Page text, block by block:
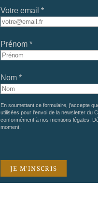
Votre email *
Prénom *
Nom *
En soumettant ce formulaire, j'accepte
utilisées pour l'envoi de la newsletter du
conformément à nos mentions légales .
moment.